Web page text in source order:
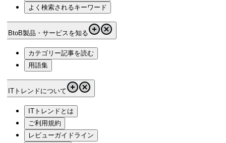
よく検索されるキーワード
BtoB製品・サービスを知る
カテゴリー記事を読む
用語集
ITトレンドについて
ITトレンドとは
ご利用規約
レビューガイドライン